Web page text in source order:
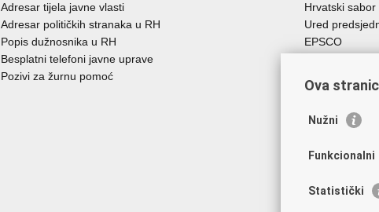
Adresar tijela javne vlasti
Adresar političkih stranaka u RH
Popis dužnosnika u RH
Besplatni telefoni javne uprave
Pozivi za žurnu pomoć
Hrvatski sabor
Ured
EPSCO
HZMO
Hrvatski
Akademija
Obiteljski
AORT
Ova
Nužni
Funkcionalni
Statistički